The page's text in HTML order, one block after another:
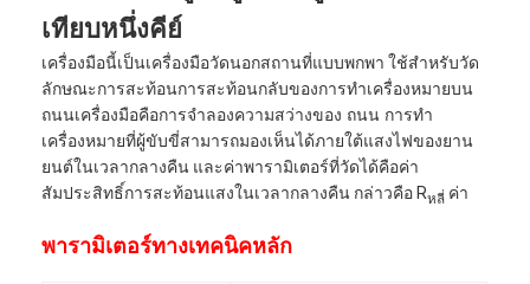
เทียบหนึ่งคีย์
เครื่องมือนี้เป็นเครื่องมือวัดนอกสถานที่แบบพกพา ใช้สำหรับวัด
ลักษณะการสะท้อนการสะท้อนกลับของการทำเครื่องหมายบน
ถนนเครื่องมือคือการจำลองความสว่างของ ถนน การทำ
เครื่องหมายที่ผู้ขับขี่สามารถมองเห็นได้ภายใต้แสงไฟของยาน
ยนต์ในเวลากลางคืน และค่าพารามิเตอร์ที่วัดได้คือค่า
สัมประสิทธิ์การสะท้อนแสงในเวลากลางคืน กล่าวคือ Rหลี่ ค่า
พารามิเตอร์ทางเทคนิคหลัก